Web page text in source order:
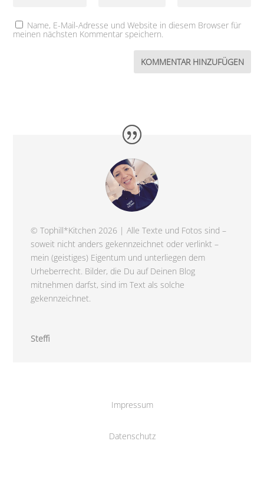
Name, E-Mail-Adresse und Website in diesem Browser für
meinen nächsten Kommentar speichern.
© Tophill*Kitchen 2026 | Alle Texte und Fotos sind –
soweit nicht anders gekennzeichnet oder verlinkt –
mein (geistiges) Eigentum und unterliegen dem
Urheberrecht. Bilder, die Du auf Deinen Blog
mitnehmen darfst, sind im Text als solche
gekennzeichnet.
Steffi
Impressum
Datenschutz